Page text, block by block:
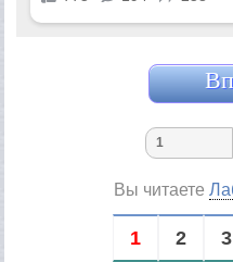
Вы читаете
1 2 3